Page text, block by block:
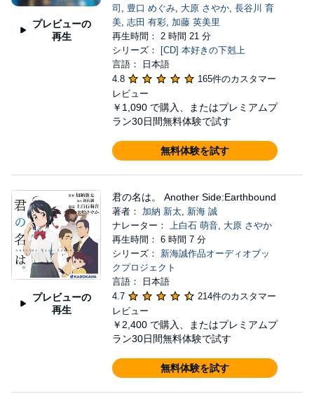
プレビューの
再生
司 , 豊口 めぐみ, 大原 さやか, 長谷川 育
美, 志田 有彩, 加藤 英美里
再生時間： 2 時間 21 分
シリーズ：
[CD] 本好きの下剋上
言語： 日本語
4.8
165件のカスタマー
レビュー
￥1,090 で購入、またはプレミアムプ
ラン30日間無料体験で試す
無料体験を試す
プレビューの
再生
君の名は。 Another Side:Earthbound
著者： 加納 新太, 新海 誠
ナレーター： 上白石 萌音, 大原 さやか
再生時間： 6 時間 7 分
シリーズ： 新海誠作品オーディオブッ
クプロジェクト
言語： 日本語
4.7
214件のカスタマー
レビュー
￥2,400 で購入、またはプレミアムプ
ラン30日間無料体験で試す
無料体験を試す